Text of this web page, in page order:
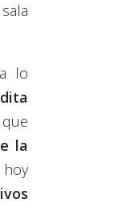
lo
que
la